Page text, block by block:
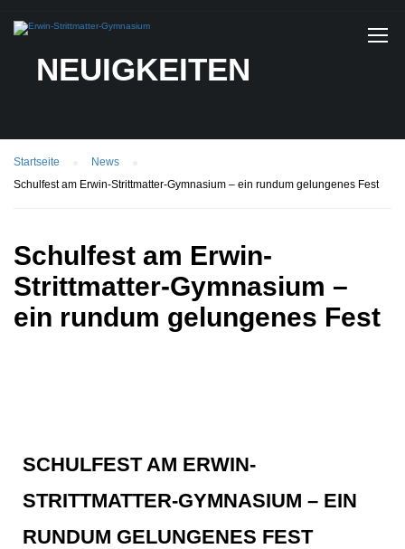
NEUIGKEITEN
Startseite
News
Schulfest am Erwin-Strittmatter-Gymnasium – ein rundum gelungenes Fest
Schulfest am Erwin-
Strittmatter-Gymnasium –
ein rundum gelungenes Fest
SCHULFEST AM ERWIN-
STRITTMATTER-GYMNASIUM – EIN
RUNDUM GELUNGENES FEST